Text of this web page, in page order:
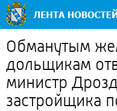
Обманутым
дольщикам
министр
застройщика